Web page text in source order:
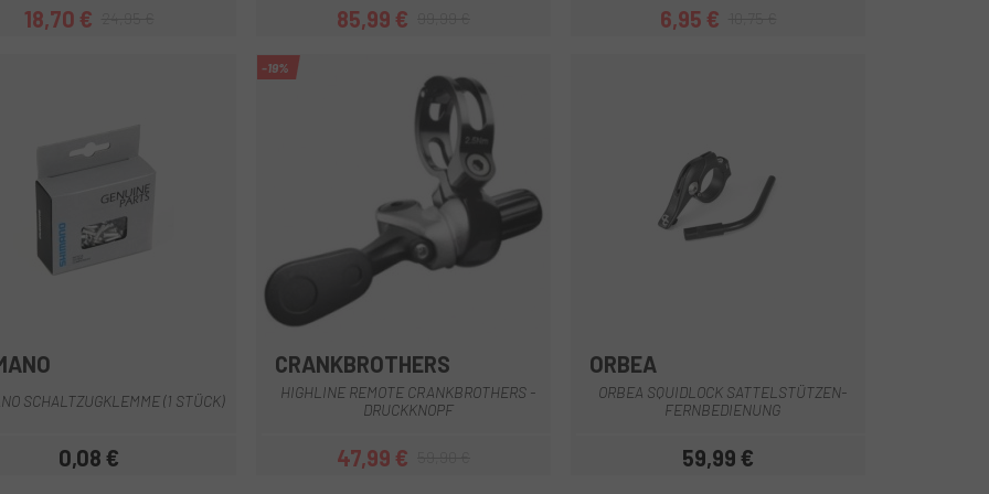
Preis
18,70 €Regulärer Preis Preis
85,99 €Regulärer Preis Preis
6,95 €Regulärer Preis
SCHALTZUGKLEMME (1 STÜCK)
Preis
0,08 €
Multi
-19%
CRANKBROTHERS
HIGHLINE REMOTE CRANKBROTHERS -
DRUCKKNOPF
Preis
47,99 €Regulärer Preis
ORBEA
ORBEA SQUIDLOCK SATTELSTÜTZEN-
FERNBEDIENUNG
Preis
59,99 €